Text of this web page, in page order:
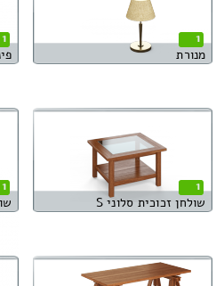
1
מנורת
1
1
שולחן זכוכית סלוני S
1